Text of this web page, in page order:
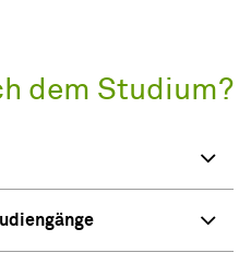
dem Studium?